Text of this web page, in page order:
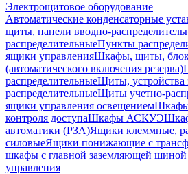
Электрощитовое оборудование
Автоматические конденсаторные
щиты, панели вводно-
распределительныеПункты
ящики управленияШкафы, щиты,
(автоматического включения резерва)
распределительныеЩиты, устройства
распределительныеЩиты учетно-
ящики управления освещениемШкафы
контроля доступаШкафы АСКУЭ
автоматики (РЗА)Ящики клеммные,
силовыеЯщики понижающие с
шкафы с главной заземляющей
управления